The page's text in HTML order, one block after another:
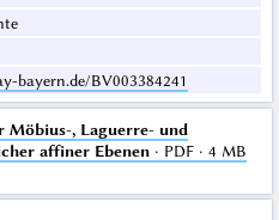
bayern.de/BV003384241
Möbius-, Laguerre- und
affiner Ebenen· PDF · 4 MB